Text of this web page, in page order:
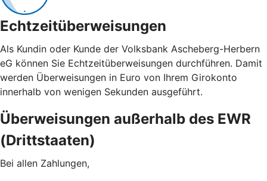
Echtzeitüberweisungen
Als Kundin oder Kunde der Volksbank Ascheberg-Herbern
eG können Sie Echtzeitüberweisungen durchführen. Damit
werden Überweisungen in Euro von Ihrem Girokonto
innerhalb von wenigen Sekunden ausgeführt.
Überweisungen außerhalb des EWR
(Drittstaaten)
Bei allen Zahlungen,